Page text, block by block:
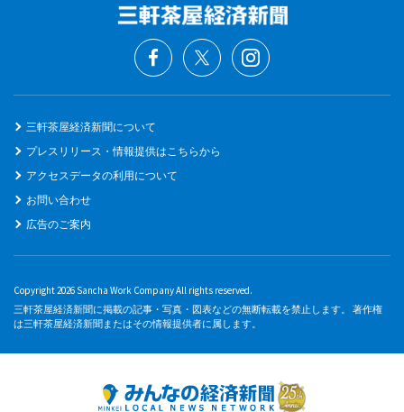
三軒茶屋経済新聞について
プレスリリース・情報提供はこちらから
アクセスデータの利用について
お問い合わせ
広告のご案内
Copyright 2026 Sancha Work Company All rights reserved.
三軒茶屋経済新聞に掲載の記事・写真・図表などの無断転載を禁止します。 著作権
は三軒茶屋経済新聞またはその情報提供者に属します。